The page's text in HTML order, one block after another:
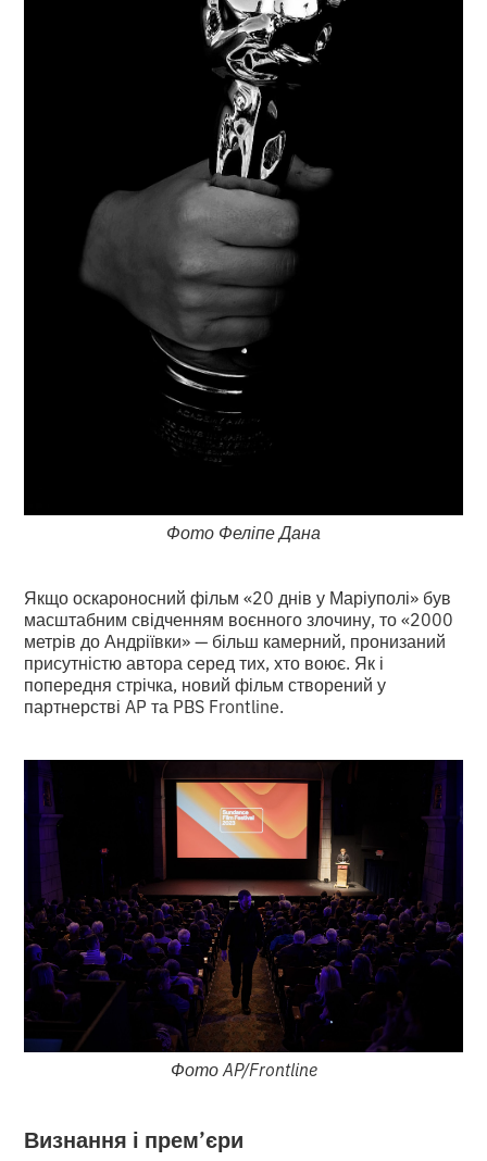
Фото Феліпе Дана
Якщо оскароносний фільм «20 днів у Маріуполі» був
масштабним свідченням воєнного злочину, то «2000
метрів до Андріївки» — більш камерний, пронизаний
присутністю автора серед тих, хто воює. Як і
попередня стрічка, новий фільм створений у
партнерстві AP та PBS Frontline.
Фото AP/Frontline
Визнання і прем’єри